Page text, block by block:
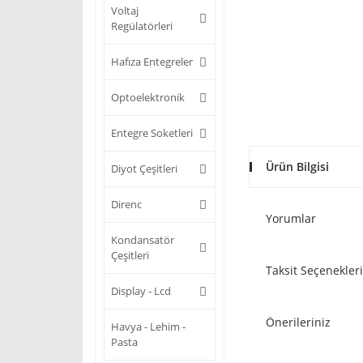
Voltaj
Regülatörleri
Hafıza Entegreler
Optoelektronik
Entegre Soketleri
Diyot Çeşitleri
Direnc
Kondansatör
Çeşitleri
Display - Lcd
Havya - Lehim -
Pasta
Ürün Bilgisi
Yorumlar
Taksit Seçenekleri
Önerileriniz